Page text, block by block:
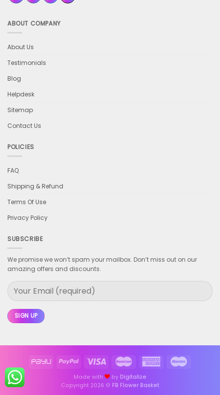
ABOUT COMPANY
About Us
Testimonials
Blog
Helpdesk
Sitemap
Contact Us
POLICIES
FAQ
Shipping & Refund
Terms Of Use
Privacy Policy
SUBSCRIBE
We promise we won’t spam your mailbox. Don’t miss out on our
amazing offers and discounts.
Made with by Digitalize
Copyright 2026 © FB Flower Basket